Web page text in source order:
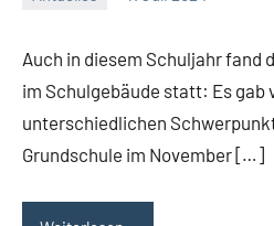
Auch in diesem Schuljahr fand
im Schulgebäude statt: Es
unterschiedlichen
Grundschule im November […]